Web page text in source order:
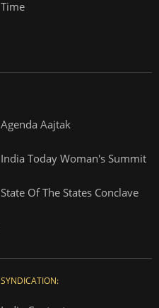
Time
Agenda Aajtak
India Today Woman's Summit
State Of The States Conclave
SYNDICATION: